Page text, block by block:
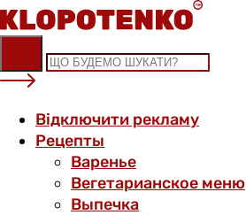
Skip
to
content
Відключити рекламу
Рецепты
Варенье
Вегетарианское меню
Выпечка